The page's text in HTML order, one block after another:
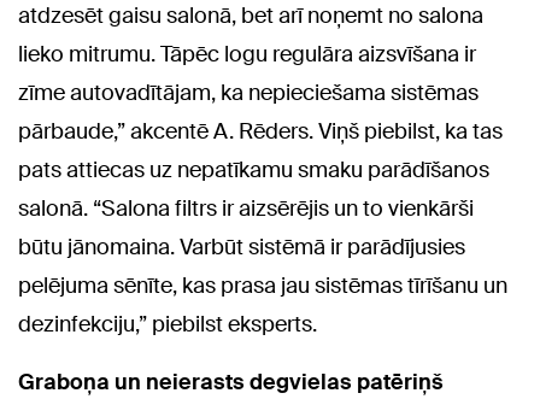
atdzesēt gaisu salonā, bet arī noņemt no salona
lieko mitrumu. Tāpēc logu regulāra aizsvīšana ir
zīme autovadītājam, ka nepieciešama sistēmas
pārbaude,” akcentē A. Rēders. Viņš piebilst, ka tas
pats attiecas uz nepatīkamu smaku parādīšanos
salonā. “Salona filtrs ir aizsērējis un to vienkārši
būtu jānomaina. Varbūt sistēmā ir parādījusies
pelējuma sēnīte, kas prasa jau sistēmas tīrīšanu un
dezinfekciju,” piebilst eksperts.
Graboņa un neierasts degvielas patēriņš